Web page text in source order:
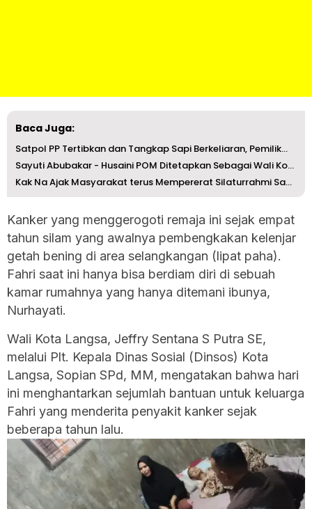
Baca Juga:
Satpol PP Tertibkan dan Tangkap Sapi Berkeliaran, Pemilik...
Sayuti Abubakar - Husaini POM Ditetapkan Sebagai Wali Kot...
Kak Na Ajak Masyarakat terus Mempererat Silaturrahmi Samb...
Kanker yang menggerogoti remaja ini sejak empat
tahun silam yang awalnya pembengkakan kelenjar
getah bening di area selangkangan (lipat paha).
Fahri saat ini hanya bisa berdiam diri di sebuah
kamar rumahnya yang hanya ditemani ibunya,
Nurhayati.
Wali Kota Langsa, Jeffry Sentana S Putra SE,
melalui Plt. Kepala Dinas Sosial (Dinsos) Kota
Langsa, Sopian SPd, MM, mengatakan bahwa hari
ini menghantarkan sejumlah bantuan untuk keluarga
Fahri yang menderita penyakit kanker sejak
beberapa tahun lalu.